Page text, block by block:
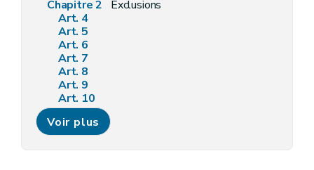
Chapitre 2
Exclusions
Art. 4
Art. 5
Art. 6
Art. 7
Art. 8
Art. 9
Art. 10
Art. 11
Art. 12
Art. 13
Voir plus